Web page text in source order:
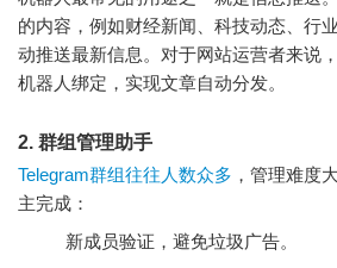
的内容，例如财经新闻、科技动态、行
动推送最新信息。对于网站运营者来说
机器人绑定，实现文章自动分发。
2. 群组管理助手
Telegram群组往往人数众多 ，管理难度
主完成：
新成员验证，避免垃圾广告。